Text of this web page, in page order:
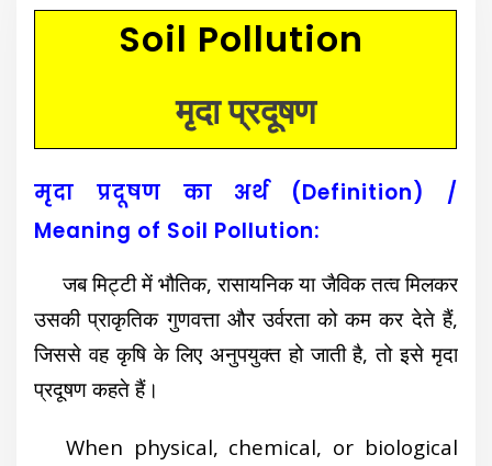
Soil Pollution
मृदा प्रदूषण
मृदा प्रदूषण का अर्थ (Definition) /
Meaning of Soil Pollution:
जब मिट्टी में भौतिक, रासायनिक या जैविक तत्व मिलकर
उसकी प्राकृतिक गुणवत्ता और उर्वरता को कम कर देते हैं,
जिससे वह कृषि के लिए अनुपयुक्त हो जाती है, तो इसे मृदा
प्रदूषण कहते हैं।
When physical, chemical, or biological